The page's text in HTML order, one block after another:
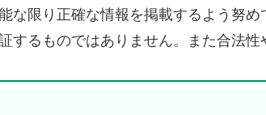
な限り正確な情報を掲載するよう努
するものではありません。また合法性